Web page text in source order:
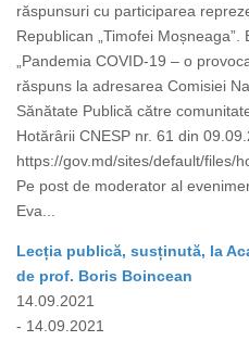
răspunsuri cu participarea
Republican „Timofei
„Pandemia COVID-19 – o
răspuns la adresarea Comisiei
Sănătate Publică către
Hotărârii CNESP nr. 61 din
https://gov.md/sites/default/files/
Pe post de moderator al
Eva...
Lecția publică, susținută, la
de prof. Boris Boincean
14.09.2021
- 14.09.2021